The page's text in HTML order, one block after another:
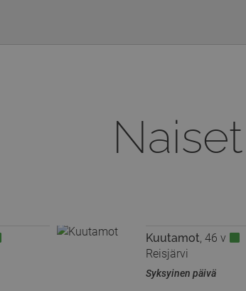
Naiset
Kuutamot, 46 v
Reisjärvi
Syksyinen päivä